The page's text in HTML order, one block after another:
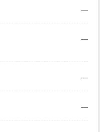
—
—
—
—